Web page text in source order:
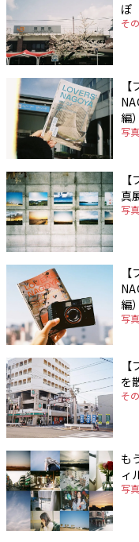
ぽ
そ
編）
写真
真
写真
編）
写真
を
そ
も
ィ
写真